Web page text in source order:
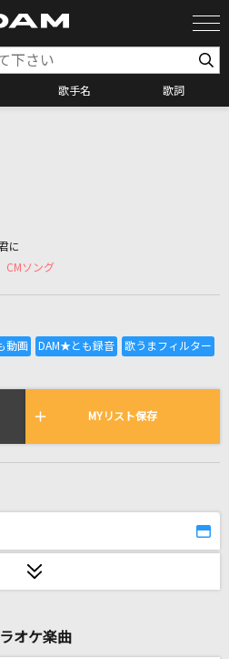
歌手名 歌詞
リクエスト
に
CMソング
MYリスト保存
オケ楽曲